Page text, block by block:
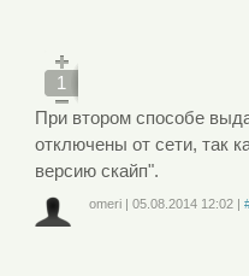
1
При втором способе
отключены от сети, так
версию скайп".
omeri |05.08.2014 12:02 |